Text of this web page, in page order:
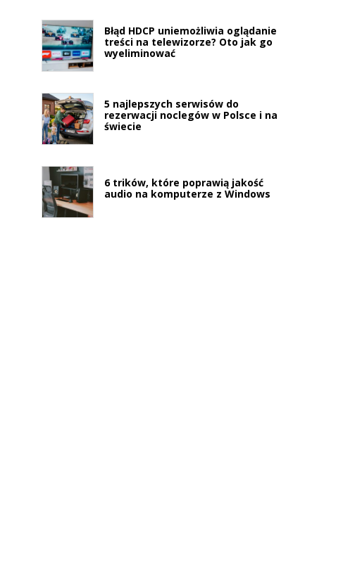
Błąd HDCP uniemożliwia oglądanie
treści na telewizorze? Oto jak go
wyeliminować
5 najlepszych serwisów do
rezerwacji noclegów w Polsce i na
świecie
6 trików, które poprawią jakość
audio na komputerze z Windows